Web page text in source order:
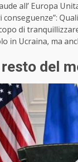
all’ Europa
di
in Ucraina, ma
del